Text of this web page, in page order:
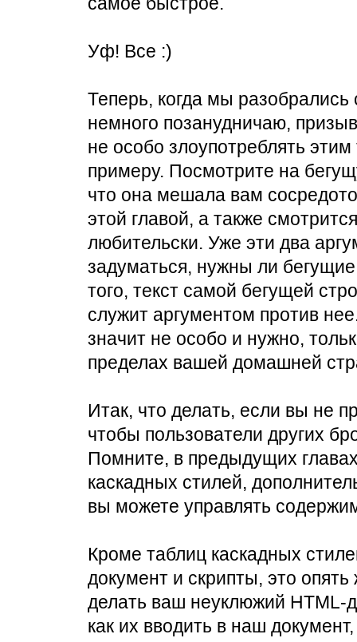
Уф! Все :)
Теперь, когда мы
немного позанудничаю,
не особо злоупотреблять
примеру. Посмотрите на
что она мешала вам
этой главой, а также
любительски. Уже эти два
задуматься, нужны ли
того, текст самой бегущей
служит аргументом против
значит не особо и нужно,
пределах вашей домашней
Итак, что делать, если вы не
чтобы пользователи других
Помните, в предыдущих
каскадных стилей,
вы можете управлять
Кроме таблиц каскадных
документ и скрипты, это
делать ваш неуклюжий HTML-
как их вводить в наш